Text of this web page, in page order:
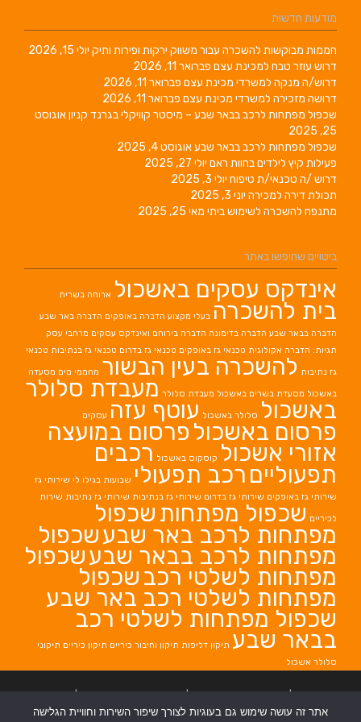
מודעות חדשות
חממות מבוקשות להשכרה עבור משווק ירקות ופירות ותיק יולי 15, 2026
דרוש עוזר טבח למכינת עצם פברואר 11, 2026
דרוש/ה מנקה למשרדי מכינת עצם פברואר 11, 2026
דרושה מזכירה למשרדי מכינת עצם פברואר 11, 2026
שכפול מפתחות לרכב בבאר שבע – מיסטר קוויקלי בגרנד קניוןאוגוסט
25, 2025
שכפול מפתחות לרכב בבאר שבעאוגוסט 4, 2025
פעילות קיץ לילדים בחוות ראם יולי 27, 2025
דרוש /ה טכנאי/ת טיפוח יולי 3, 2025
תכולת דירה למכירה יוני 3, 2025
מתנפח להשכרה לשימוש ביתי מאי 25, 2025
ביטויים שחיפשו באתר
אינדקס עסקים באשכול ארוחה בשרית
בית להשכרה בעלי מקצוע הדברה באופקים הדברה באר שבע
הדברה בבאר שבע הדברה בדימונה הדברה בירוחם ואינדקס עסקים מרחבי עסק
תגיות: הדברה אקולוגית טכנאי גז באופקים טכנאי גז בדרום טכנאי גז בנתיבות טכנאי
גז נתיבות להשכרה בעין הבשור מחממי מים מסעדה
באשכול מסעדת בשרים באשכול מעבדת סלולר מעבדת סלולר
באשכול סלולר באשכול עוטף עזה עסקים
פרסום באשכול פרסום במועצה
אזורי אשכול קוסקוס באשכול רכבים
תפעוליים רכב תפעולי שבועות בגילו לי שירותי גז
שירותי גז באופקים שירותי גז בדרום שירותי גז בנתיבות שירותי גז נתיבות שירות
לכיריים שכפול מפתחות שכפול
מפתחות לרכב באר שבעשכפול
מפתחות לרכב בבאר שבעשכפול
מפתחות לשלטי רכב שכפול
מפתחות לשלטי רכב באר שבע
שכפול מפתחות לשלטי רכב
בבאר שבע תיקון דליפות תיקון וחיבור כיריים תיקון כיריים תיקוני
סלולר אשכול
בבאר שבע |
אתר זה עושה שימוש גם בעוגיות לצורך שיפור השירות וחוויית הגלישה